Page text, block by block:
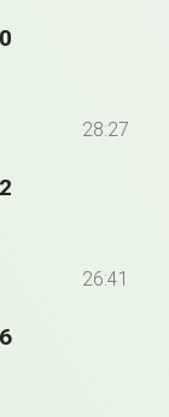
28:27
26:41